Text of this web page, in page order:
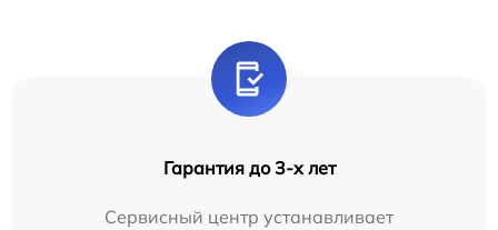
Гарантия до 3-х лет
Сервисный центр устанавливает